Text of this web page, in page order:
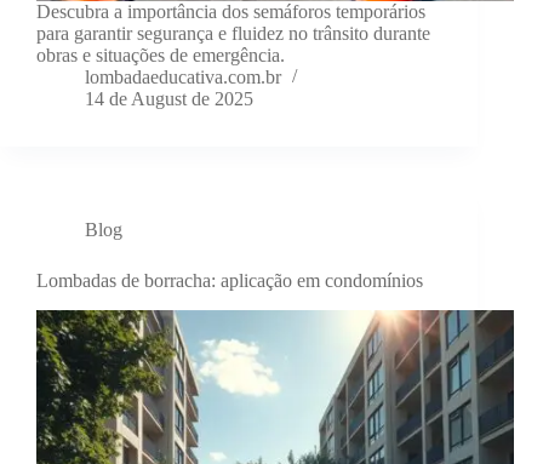
Descubra a importância dos semáforos temporários
para garantir segurança e fluidez no trânsito durante
obras e situações de emergência.
lombadaeducativa.com.br
14 de August de 2025
Blog
Lombadas de borracha: aplicação em condomínios